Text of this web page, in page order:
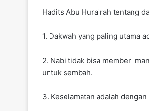
Hadits Abu Hurairah tentang
1. Dakwah yang paling utama
2. Nabi tidak bisa memberi
untuk sembah.
3. Keselamatan adalah